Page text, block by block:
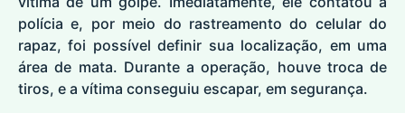
polícia e, por meio do rastreamento do celular do
rapaz, foi possível definir sua localização, em uma
área de mata. Durante a operação, houve troca de
tiros, e a vítima conseguiu escapar, em segurança.